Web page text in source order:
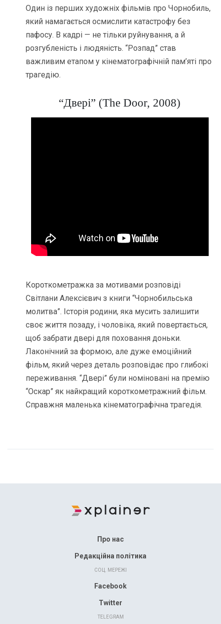
Один із перших художніх фільмів про Чорнобиль,
який намагається осмислити катастрофу без
пафосу. В кадрі — не тільки руйнування, а й
розгубленість і людяність. “Розпад” став
важливим етапом у кінематографічній пам’яті про
трагедію.
“Двері” (The Door, 2008)
Короткометражка за мотивами розповіді
Світлани Алексієвич з книги “Чорнобильська
молитва”. Історія родини, яка мусить залишити
своє життя позаду, і чоловіка, який повертається,
щоб забрати двері для поховання доньки.
Лаконічний за формою, але дуже емоційний
фільм, який через деталь розповідає про глибокі
переживання. “Двері” були номіновані на премію
“Оскар” як найкращий короткометражний фільм.
Справжня маленька кінематографічна трагедія.
Про нас
Редакційна політика
СОЦ. МЕРЕЖІ
Facebook
Twitter
TELEGRAM